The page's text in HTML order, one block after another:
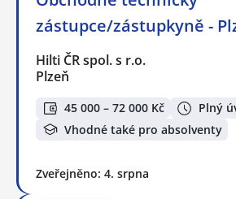
zástupce/zástupkyně -
Hilti ČR spol. s r.o.
Plzeň
45 000 – 72 000 Kč
Plný
Vhodné také pro absolventy
Zveřejněno: 4. srpna